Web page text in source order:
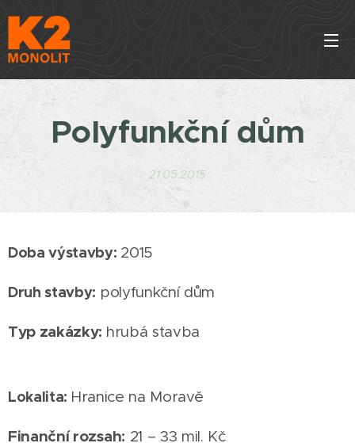
Polyfunkční dům
21.05.2015
Doba výstavby: 2015
Druh stavby: polyfunkční dům
Typ zakázky: hrubá stavba
Lokalita: Hranice na Moravě
Finanční rozsah: 21 – 33 mil. Kč